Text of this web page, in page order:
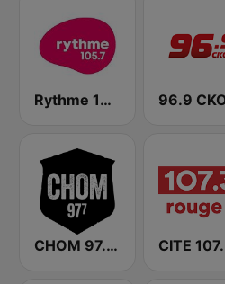
Rythme 105.7 FM 96.9
CHOM 97.7 FM